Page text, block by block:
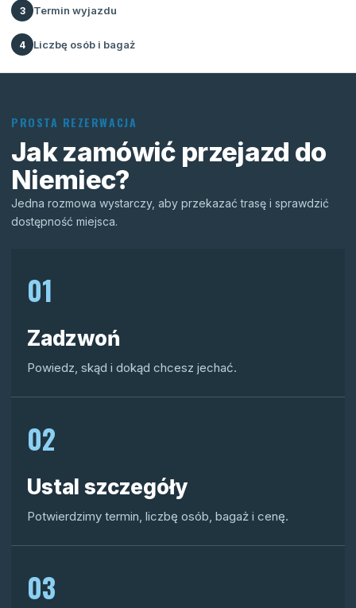
3 Termin wyjazdu
4 Liczbę osób i bagaż
PROSTA REZERWACJA
Jak zamówić przejazd do
Niemiec?
Jedna rozmowa wystarczy, aby przekazać trasę i sprawdzić
dostępność miejsca.
01
Zadzwoń
Powiedz, skąd i dokąd chcesz jechać.
02
Ustal szczegóły
Potwierdzimy termin, liczbę osób, bagaż i cenę.
03